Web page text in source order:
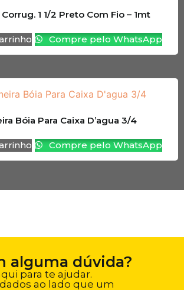
1 1/2 Preto Com Fio – 1mt
Compre pelo WhatsApp
Bóia Para Caixa D’agua 3/4
Compre pelo WhatsApp
alguma dúvida?
para te ajudar.
ao lado que um